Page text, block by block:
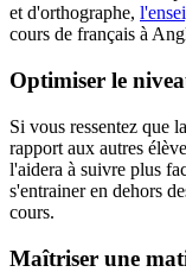
et d'orthographe,
cours de français à
Optimiser le
Si vous ressentez que
rapport aux autres
l'aidera à suivre plus
s'entrainer en dehors
cours.
Maîtriser une